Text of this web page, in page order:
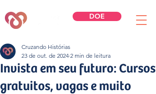
DOE
Invista em seu futuro: Cursos
gratuitos, vagas e muito
Cruzando Histórias
23 de out. de 2024 2 min de leitura